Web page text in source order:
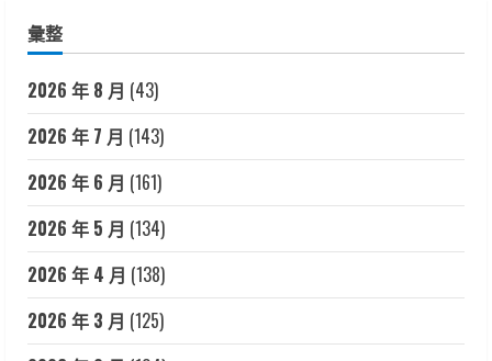
彙整
2026 年 8 月 (43)
2026 年 7 月 (143)
2026 年 6 月 (161)
2026 年 5 月 (134)
2026 年 4 月 (138)
2026 年 3 月 (125)